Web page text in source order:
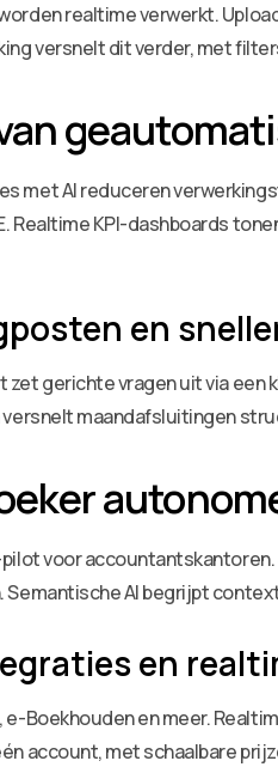
realtime verwerkt.
versnelt dit verder, met
met AI reduceren
Realtime KPI-dashboards
en
gerichte vragen uit via
maandafsluitingen
voor
AI begrijpt
en
e-Boekhouden en meer.
account, met schaalbare